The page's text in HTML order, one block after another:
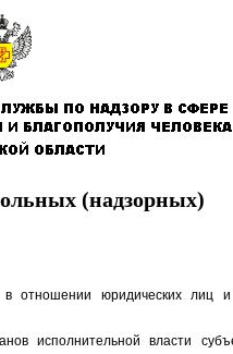
(надзорных)
в отношении юридических лиц и
исполнительной власти